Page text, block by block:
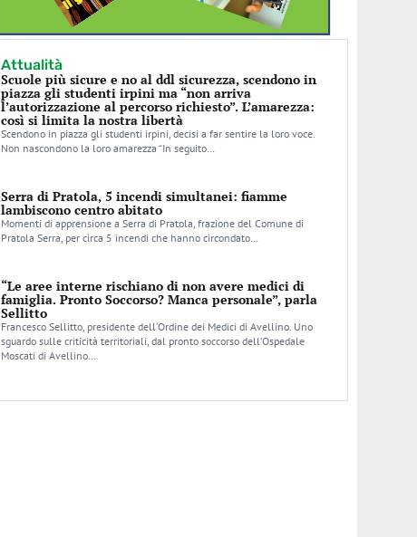
Attualità
Scuole più sicure e no al ddl sicurezza, scendono in
piazza gli studenti irpini ma “non arriva
l’autorizzazione al percorso richiesto”. L’amarezza:
così si limita la nostra libertà
Scendono in piazza gli studenti irpini, decisi a far sentire la loro voce.
Non nascondono la loro amarezza “In seguito…
Serra di Pratola, 5 incendi simultanei: fiamme
lambiscono centro abitato
Momenti di apprensione a Serra di Pratola, frazione del Comune di
Pratola Serra, per circa 5 incendi che hanno circondato…
“Le aree interne rischiano di non avere medici di
famiglia. Pronto Soccorso? Manca personale”, parla
Sellitto
Francesco Sellitto, presidente dell’Ordine dei Medici di Avellino. Uno
sguardo sulle criticità territoriali, dal pronto soccorso dell’Ospedale
Moscati di Avellino…